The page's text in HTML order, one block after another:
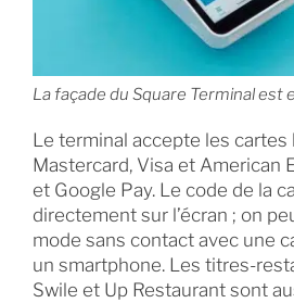
La façade du Square Terminal
Le terminal accepte les cartes
Mastercard, Visa et American
et Google Pay. Le code de la
directement sur l’écran ; on
mode sans contact avec une
un smartphone. Les titres-
Swile et Up Restaurant sont